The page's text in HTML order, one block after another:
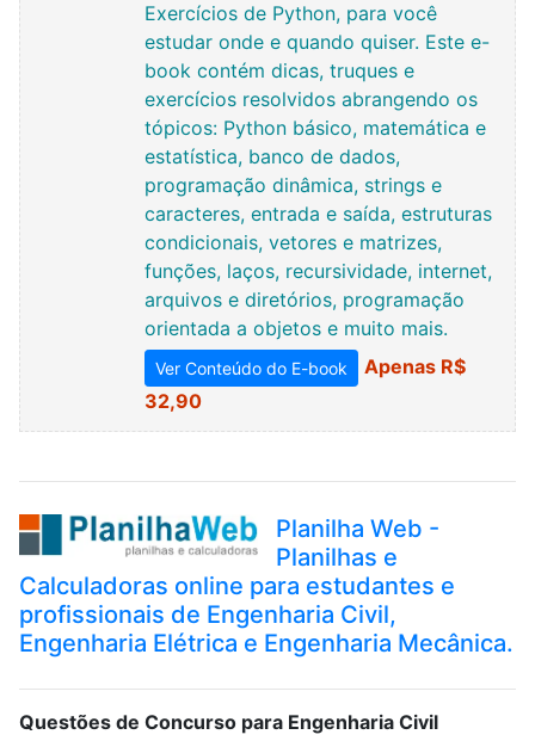
Exercícios de Python, para você
estudar onde e quando quiser. Este e-
book contém dicas, truques e
exercícios resolvidos abrangendo os
tópicos: Python básico, matemática e
estatística, banco de dados,
programação dinâmica, strings e
caracteres, entrada e saída, estruturas
condicionais, vetores e matrizes,
funções, laços, recursividade, internet,
arquivos e diretórios, programação
orientada a objetos e muito mais.
Ver Conteúdo do E-book
Apenas R$
32,90
Planilha Web -
Planilhas e
Calculadoras online para estudantes e
profissionais de Engenharia Civil,
Engenharia Elétrica e Engenharia Mecânica.
Questões de Concurso para Engenharia Civil